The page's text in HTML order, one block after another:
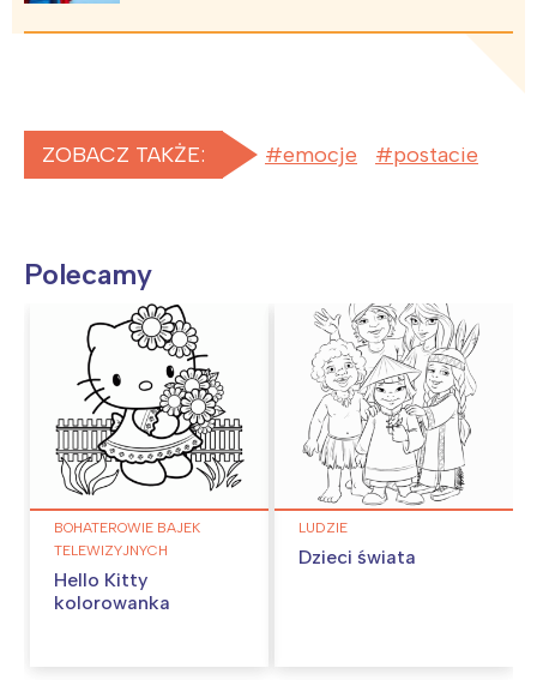
ZOBACZ TAKŻE: emocje postacie
Polecamy
BOHATEROWIE BAJEK
TELEWIZYJNYCH
Hello Kitty
kolorowanka
LUDZIE
Dzieci świata